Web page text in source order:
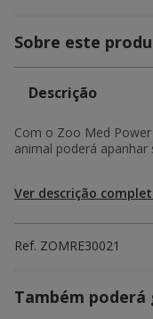
Sobre este
Descrição
Com o Zoo Med
animal poderá
Ver descrição
Ref. ZOMRE30021
Também